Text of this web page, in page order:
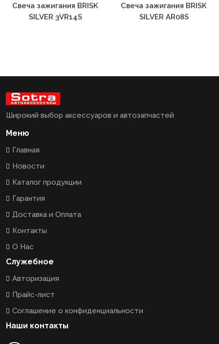
SILVER 3VR14S
SILVER AR08S
Широкий выбор аксессуаров и автозапчастей
Меню
Главная
Новости
Каталог продукции
Гарантия
Доставка и Оплата
Контакты
О Нас
Служебное
Авторизация
Прайс-лист
Соглашение о конфиденциальности
Наши контакты